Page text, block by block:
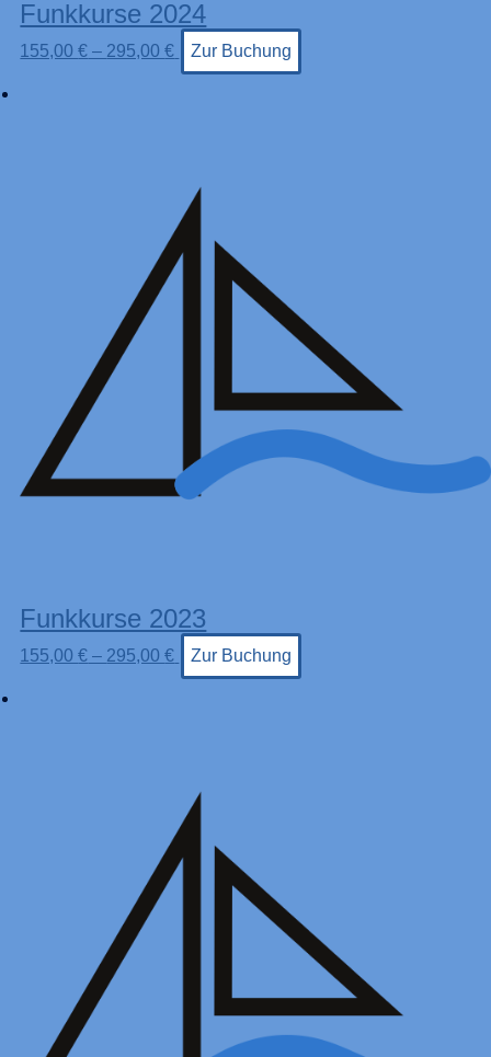
Funkkurse 2024
155,00€ – 295,00€ Zur Buchung
Funkkurse 2023
155,00€ – 295,00€ Zur Buchung